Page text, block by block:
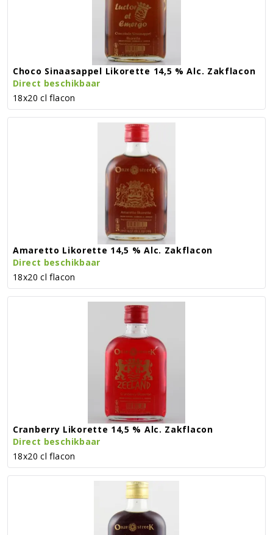
Choco Sinaasappel Likorette 14,5 % Alc. Zakflacon
Direct beschikbaar
18x20 cl flacon
Amaretto Likorette 14,5 % Alc. Zakflacon
Direct beschikbaar
18x20 cl flacon
Cranberry Likorette 14,5 % Alc. Zakflacon
Direct beschikbaar
18x20 cl flacon